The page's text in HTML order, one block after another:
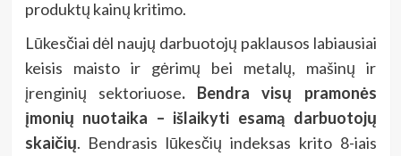
produktų kainų kritimo.
Lūkesčiai dėl naujų darbuotojų paklausos labiausiai
keisis maisto ir gėrimų bei metalų, mašinų ir
įrenginių sektoriuose. Bendra visų pramonės
įmonių nuotaika – išlaikyti esamą darbuotojų
skaičių. Bendrasis lūkesčių indeksas krito 8-iais